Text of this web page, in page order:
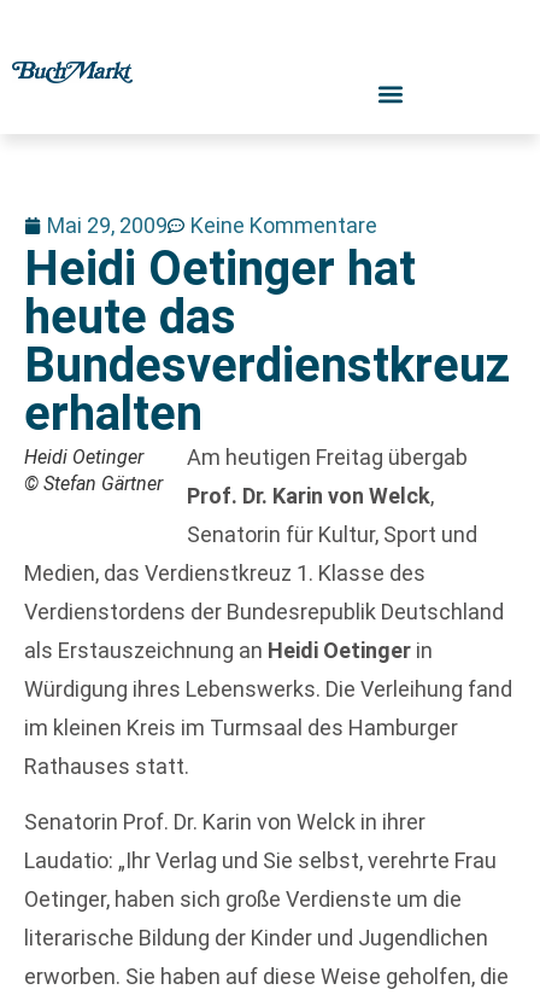
Mai 29, 2009 Keine Kommentare
Heidi Oetinger hat
heute das
Bundesverdienstkreuz
erhalten
Heidi Oetinger
© Stefan Gärtner
Am heutigen Freitag übergab
Prof. Dr. Karin von Welck,
Senatorin für Kultur, Sport und
Medien, das Verdienstkreuz 1. Klasse des
Verdienstordens der Bundesrepublik Deutschland
als Erstauszeichnung an Heidi Oetinger in
Würdigung ihres Lebenswerks. Die Verleihung fand
im kleinen Kreis im Turmsaal des Hamburger
Rathauses statt.
Senatorin Prof. Dr. Karin von Welck in ihrer
Laudatio: „Ihr Verlag und Sie selbst, verehrte Frau
Oetinger, haben sich große Verdienste um die
literarische Bildung der Kinder und Jugendlichen
erworben. Sie haben auf diese Weise geholfen, die